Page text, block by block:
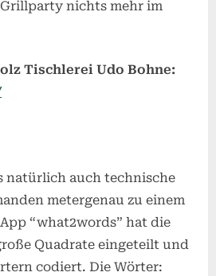
nichts mehr im
Tischlerei Udo Bohne:
natürlich auch technische
metergenau zu einem
“what2words” hat die
Quadrate eingeteilt und
codiert. Die Wörter: